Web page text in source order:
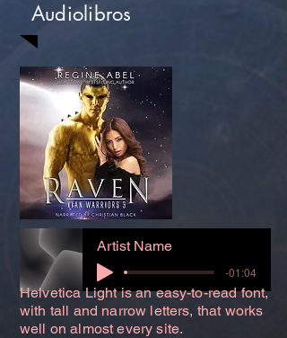
Audiolibros
Artist Name
-01:04
Helvetica Light is an easy-to-read font,
with tall and narrow letters, that works
well on almost every site.